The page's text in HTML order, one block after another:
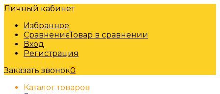
Личный кабинет
Избранное
СравнениеТовар в сравнении
Вход
Регистрация
Заказать звонок0
Каталог товаров